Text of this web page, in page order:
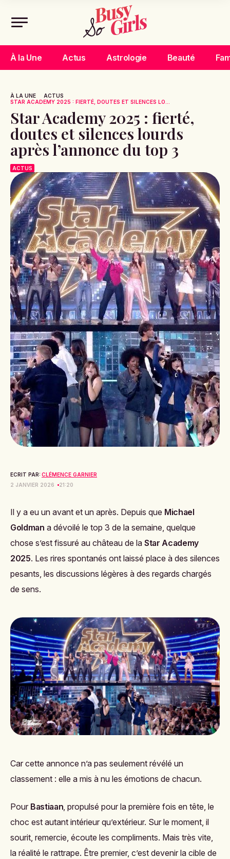
À la Une Actus Astrologie Beauté
À LA UNE
ACTUS
STAR ACADEMY 2025 : FIERTÉ, DOUTES ET SILENCES LO...
Star Academy 2025 : fierté,
doutes et silences lourds
après l’annonce du top 3
ACTUS
ECRIT PAR: CLÉMENCE GARNIER
2 JANVIER 2026
21:20
Il y a eu un avant et un après. Depuis que Michael
Goldman a dévoilé le top 3 de la semaine, quelque
chose s’est fissuré au château de la Star Academy
2025. Les rires spontanés ont laissé place à des silences
pesants, les discussions légères à des regards chargés
de sens.
Car cette annonce n’a pas seulement révélé un
classement : elle a mis à nu les émotions de chacun.
Pour Bastiaan, propulsé pour la première fois en tête, le
choc est autant intérieur qu’extérieur. Sur le moment, il
sourit, remercie, écoute les compliments. Mais très vite,
la réalité le rattrape. Être premier, c’est devenir la cible de